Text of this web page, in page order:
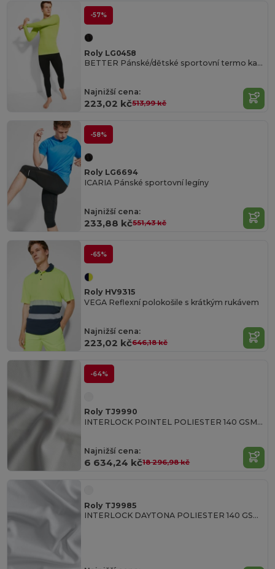
-57%
Roly LG0458
BETTER Pánské/dětské sportovní termo kalhoty
Najnižší cena:
223,02 kč513,99 kč
-58%
Roly LG6694
ICARIA Pánské sportovní legíny
Najnižší cena:
233,88 kč551,43 kč
-65%
Roly HV9315
VEGA Reflexní polokošile s krátkým rukávem
Najnižší cena:
223,02 kč646,18 kč
-64%
Roly TJ9990
INTERLOCK POINTEL POLIESTER 140 GSM White polyester fabric
Najnižší cena:
6 634,24 kč18 296,98 kč
Roly TJ9985
INTERLOCK DAYTONA POLIESTER 140 GSM 100% polyester interlock fabric in white